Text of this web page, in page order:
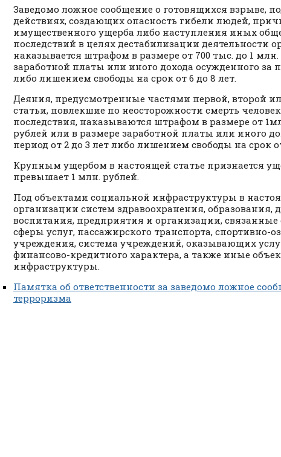
Заведомо ложное сообщение о готовящихся взрыве,
действиях, создающих опасность гибели людей,
имущественного ущерба либо наступления иных
последствий в целях дестабилизации деятельности
наказывается штрафом в размере от 700 тыс. до 1
заработной платы или иного дохода осужденного за
либо лишением свободы на срок от 6 до 8 лет.
Деяния, предусмотренные частями первой, второй
статьи, повлекшие по неосторожности смерть
последствия, наказываются штрафом в размере от
рублей или в размере заработной платы или иного
период от 2 до 3 лет либо лишением свободы на срок
Крупным ущербом в настоящей статье признается
превышает 1 млн. рублей.
Под объектами социальной инфраструктуры в
организации систем здравоохранения, образования,
воспитания, предприятия и организации, связанные
сферы услуг, пассажирского транспорта, спортивно-
учреждения, система учреждений, оказывающих
финансово-кредитного характера, а также иные
инфраструктуры.
Памятка об ответственности за заведомо ложное
терроризма